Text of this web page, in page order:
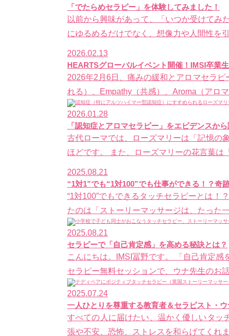
「でたらめセラピー」を体験してみました！
以前から興味があって、「いつか受けて
にゆるめるだけでなく、想像力や人間性を
2026.02.13
HEARTSグローバルイベント開催！IMSI卒業
2026年2月6日、痛みの緩和とアロマセラ
れる）、Empathy（共感）、Aroma（アロ
2026.01.28
「認知症とアロマセラピー」をエビデンスから
古代ローマでは、ローズマリーは「記憶の
ほどです。 また、ローズマリーの花言葉
2025.08.21
“1対1”でも“1対100”でも仕事ができる！？奇
“1対100”でもできるタッチセラピーとは！
たのは「ストーリーマッサージは、たった
2025.08.21
セラピーで「自己肯定感」を高める秘訣とは？
こんにちは。IMSI冨野です。 「自己肯定
セラピー無料セッションで、ウナ先生のお
2025.07.24
一人ひとりを尊重する教育者＆セラピスト・
すべての人に届けたい、温かく優しいタッ
張や不安、恐怖、ストレスを和らげてくれ